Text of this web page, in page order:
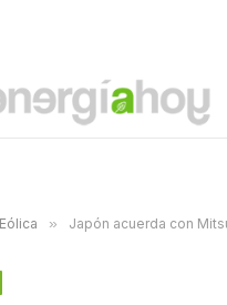
» Japón acuerda con Mitsubishi la operación de tres